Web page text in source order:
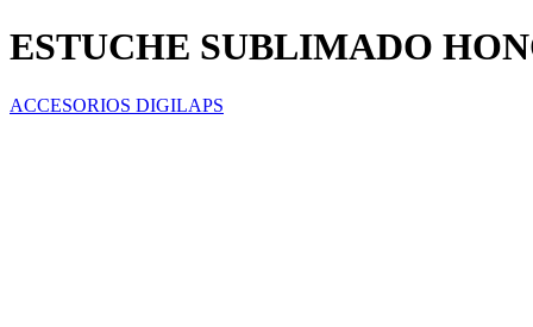
ESTUCHE SUBLIMADO
ACCESORIOS DIGILAPS